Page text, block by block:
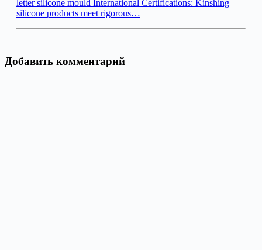
letter silicone mould International Certifications: Kinshing
silicone products meet rigorous…
Добавить комментарий